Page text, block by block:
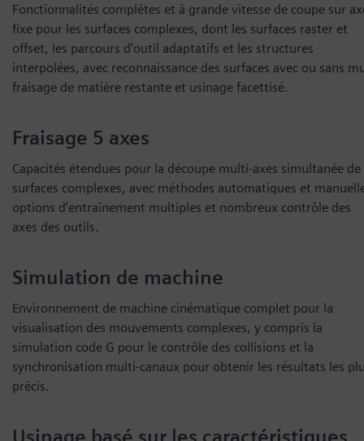
Fonctionnalités complètes et à grande vitesse de coupe sur
fixe pour les surfaces complexes, dont les surfaces raster et
offset, les parcours d’outil adaptatifs et les structures
interpolées, avec reconnaissance des surfaces avec ou sans
fraisage de matière restante et usinage facettisé.
Fraisage 5 axes
Capacités étendues pour la découpe multi-axes simultanée de
surfaces complexes, avec méthodes automatiques et
options d’entraînement multiples et nombreux contrôle des
axes des outils.
Simulation de machine
Environnement de machine cinématique complet pour la
visualisation des mouvements complexes, y compris la
simulation code G pour le contrôle des collisions et la
synchronisation multi-canaux pour obtenir les résultats les
précis.
Usinage basé sur les caractéristiques